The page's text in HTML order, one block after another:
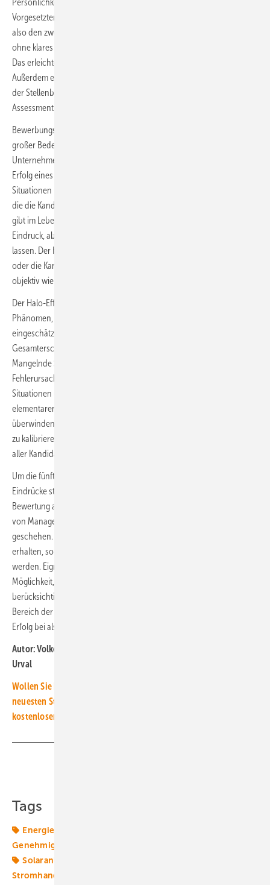
Vorgesetzten und das Führen von Mitarbeitern notwendig sind. Wer
also den zweiten Fehler vermeidet, nämlich die Kandidatensuche
ohne klares Stellenprofil anzugehen, weiß genau, wonach er sucht.
Das erleichtert die Auswahl der richtigen Kanäle, über die man sucht.
Außerdem ebnet es den Weg für den nächsten wichtigen Schritt bei
der Stellenbesetzung: die Einladung der passendsten Kandidaten zum
Assessment oder Interview.
Bewerbungsgespräche sind nicht nur für die Eingeladenen von
großer Bedeutung. Schließlich kostet eine Fehlbesetzung das
Unternehmen umso mehr Geld, je wichtiger die Position für den
Erfolg eines Unternehmens oder Abteilung ist. Doch gerade in diesen
Situationen lauert eine dritte Fehlerquelle – und zwar für diejenigen,
die die Kandidaten interviewen. Da ist zum einen der Primäreffekt. Es
gibt im Leben zwar keine zweite Chance für einen guten ersten
Eindruck, aber dennoch sollte man sich davon nicht in die Irre führen
lassen. Der Kandidat mit dem als zu weich empfundenen Händedruck
oder die Kandidatin mit der leicht erhöhten Stimme sollte trotzdem so
objektiv wie möglich beurteilt werden.
Der Halo-Effekt wiederum beschreibt das sozialpsychologische
Phänomen, dass eine als besonders positiv oder negativ
eingeschätzte Eigenschaft des Kandidaten überproportional auf sein
Gesamterscheinungsbild und damit seine Bewertung abstrahlt.
Mangelnde Selbstreflexion kann daher getrost als vierte
Fehlerursache genannt werden, denn die rasche Beurteilung von
Situationen und Menschen gehört als Überlebensstrategie zum
elementaren Baukasten der Evolution. Eigenes Schubladendenken zu
überwinden und die Reaktion auf bestimmte Merkmale zu kennen und
zu kalibrieren hilft dabei, zu einer möglichst objektiven Bewertung
aller Kandidaten zu kommen.
Um die fünfte Fehlerquelle zu vermeiden, sollten die eigenen
Eindrücke stets mit mindestens einer weiteren Meinung oder
Bewertung abgeglichen werden. Das kann durch das Hinzuziehen
von Management Kollegen oder HR-Experten beim Auswahlprozess
geschehen. Um ein wirklich objektives Bild von den Kandidaten zu
erhalten, sollten auch wissenschaftlich fundierte Methoden eingesetzt
werden. Eignungsdiagnostische Verfahren bieten zudem die
Möglichkeit, die weichen Faktoren eines Bewerbers angemessen
berücksichtigen zu können. Und die tragen auch für Unternehmen im
Bereich der Erneuerbaren Energien auf vielen Positionen mehr zum
Erfolg bei als reines Fachwissen.
Autor: Volker Schulz, Partner, Director und Team Leader, Mercuri
Urval
Wollen Sie beim Thema Fachkräfte für die Energiewende auf dem
neuesten Stand sein? Dann bestellen Sie doch unseren
kostenlosen Newsletter hier und jetzt.
Tags
Energiemarkt
Genehmigung
Solaranlage
Stromhandel